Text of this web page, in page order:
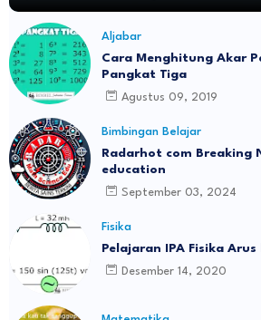
Aljabar
Cara Menghitung Akar
Pangkat Tiga
Agustus 09, 2019
Bimbingan Belajar
Radarhot com Breaking
education
September 03, 2024
Fisika
Pelajaran IPA Fisika
Desember 14, 2020